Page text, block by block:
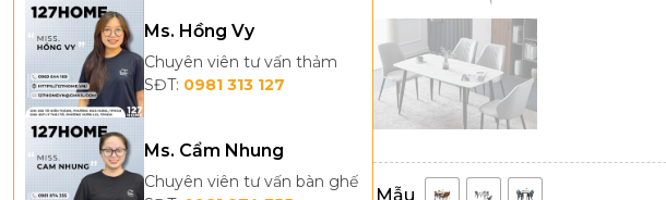
Ms. Hồng Vy
Chuyên viên tư vấn thảm
SĐT: 0981 313 127
Ms. Cẩm Nhung
Chuyên viên tư vấn bàn ghế
Mẫu